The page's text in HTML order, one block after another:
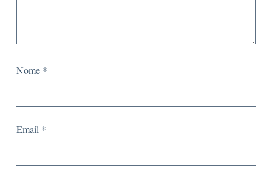
Nome *
Email *